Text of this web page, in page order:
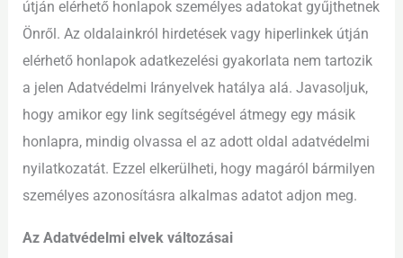
útján elérhető honlapok személyes adatokat gyűjthetnek
Önről. Az oldalainkról hirdetések vagy hiperlinkek útján
elérhető honlapok adatkezelési gyakorlata nem tartozik
a jelen Adatvédelmi Irányelvek hatálya alá. Javasoljuk,
hogy amikor egy link segítségével átmegy egy másik
honlapra, mindig olvassa el az adott oldal adatvédelmi
nyilatkozatát. Ezzel elkerülheti, hogy magáról bármilyen
személyes azonosításra alkalmas adatot adjon meg.
Az Adatvédelmi elvek változásai